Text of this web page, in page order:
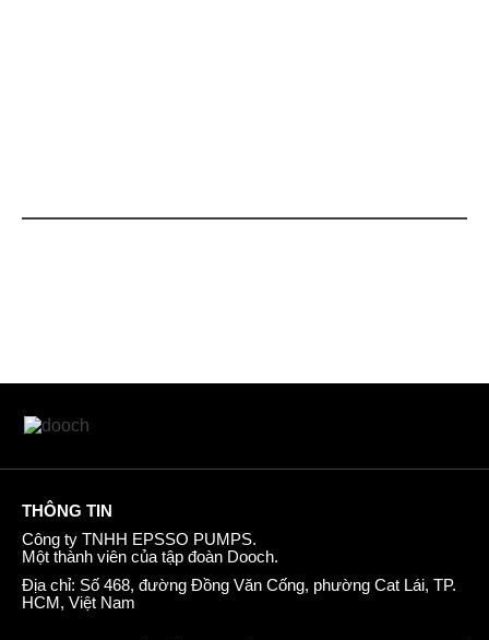
THÔNG TIN
Công ty TNHH EPSSO PUMPS.
Một thành viên của tập đoàn Dooch.
Địa chỉ: Số 468, đường Đồng Văn Cống, phường Cat Lái, TP.
HCM, Việt Nam